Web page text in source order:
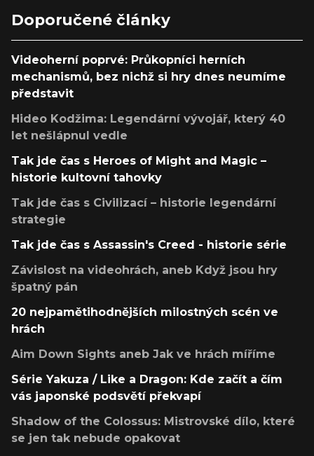
Doporučené články
Videoherní poprvé: Průkopníci herních
mechanismů, bez nichž si hry dnes neumíme
představit
Hideo Kodžima: Legendární vývojář, který 40
let nešlápnul vedle
Tak jde čas s Heroes of Might and Magic –
historie kultovní tahovky
Tak jde čas s Civilizací – historie legendární
strategie
Tak jde čas s Assassin's Creed - historie série
Závislost na videohrách, aneb Když jsou hry
špatný pán
20 nejpamětihodnějších milostných scén ve
hrách
Aim Down Sights aneb Jak ve hrách míříme
Série Yakuza / Like a Dragon: Kde začít a čím
vás japonské podsvětí překvapí
Shadow of the Colossus: Mistrovské dílo, které
se jen tak nebude opakovat